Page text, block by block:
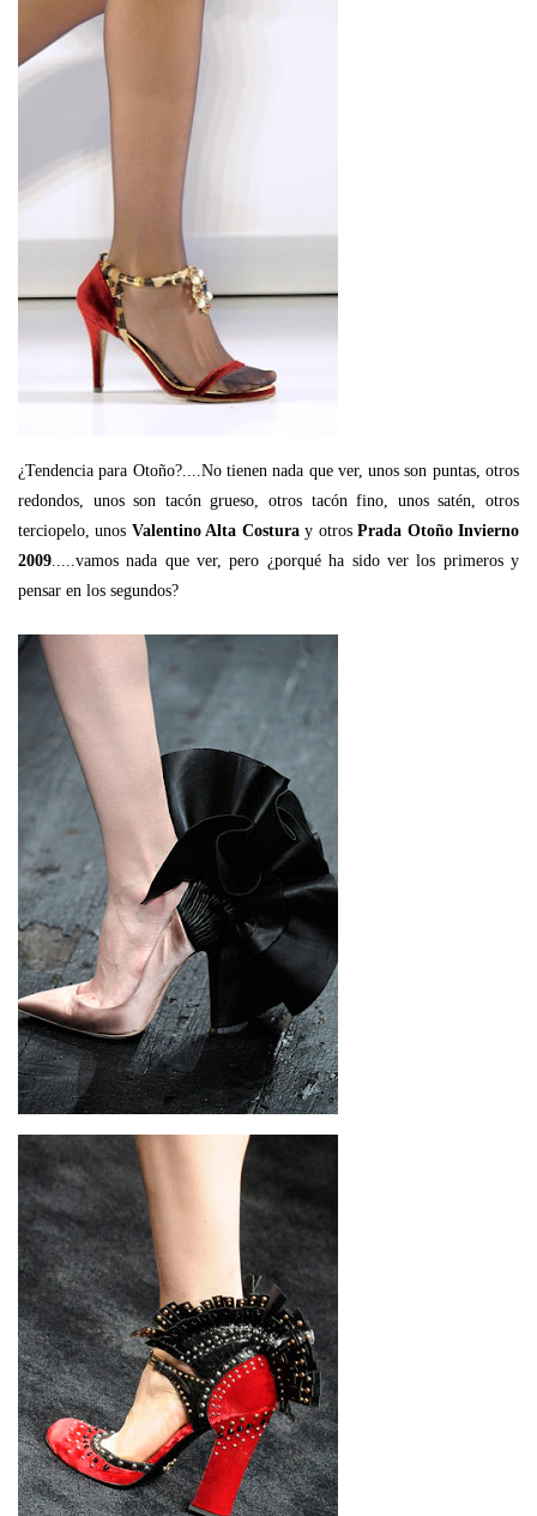
¿Tendencia para Otoño?....No tienen nada que ver, unos son puntas, otros
redondos, unos son tacón grueso, otros tacón fino, unos satén, otros
terciopelo, unos Valentino Alta Costuray otrosPrada Otoño Invierno
2009 .....vamos nada que ver, pero ¿porqué ha sido ver los primeros y
pensar en los segundos?